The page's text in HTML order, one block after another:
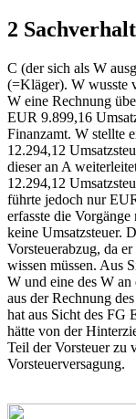
2 Sachverhalt
C (der sich als W
(=Kläger). W wusste
W eine Rechnung
EUR 9.899,16
Finanzamt. W stellte
12.294,12
dieser an A
12.294,12
führte jedoch nur
erfasste die
keine Umsatzsteuer.
Vorsteuerabzug, da
wissen müssen. Aus
W und eine des W an
aus der Rechnung
hat aus Sicht des FG
hätte von der
Teil der Vorsteuer zu
Vorsteuerversagung.